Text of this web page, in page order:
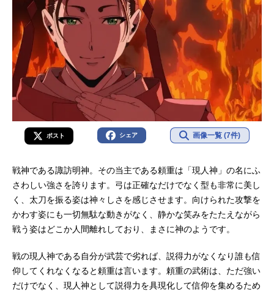
ポスト シェア 画像一覧 (7件)
戦神である諏訪明神。その当主である頼重は「現人神」の名にふ
さわしい強さを誇ります。弓は正確なだけでなく型も非常に美し
く、太刀を振る姿は神々しさを感じさせます。向けられた攻撃を
かわす姿にも一切無駄な動きがなく、静かな笑みをたたえながら
戦う姿はどこか人間離れしており、まさに神のようです。
戦の現人神である自分が武芸で劣れば、説得力がなくなり誰も信
仰してくれなくなると頼重は言います。頼重の武術は、ただ強い
だけでなく、現人神として説得力を具現化して信仰を集めるため